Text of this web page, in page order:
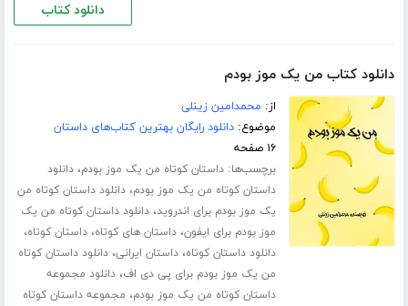
دانلود کتاب
دانلود کتاب من یک موز بودم
از: محمدامین زینلی
موضوع:دانلود رایگان بهترین کتاب‌های داستان
۱۶ صفحه
برچسب‌ها:داستان کوتاه من یک موز بودم،دانلود
داستان کوتاه من یک موز بودم،دانلود داستان کوتاه من
یک موز بودم برای اندروید،دانلود داستان کوتاه من یک
موز بودم برای ایفون،داستان های کوتاه،داستان کوتاه،
دانلود داستان کوتاه،داستان ایرانی،دانلود داستان کوتاه
من یک موز بودم برای پی دی اف،دانلود مجموعه
داستان کوتاه من یک موز بودم، مجموعه داستان کوتاه